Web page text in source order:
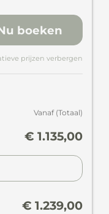
boeken
prijzen verbergen
Vanaf(Totaal)
€ 1.135,00
€ 1.239,00